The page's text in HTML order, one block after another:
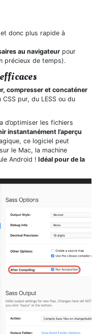
donc plus rapide à
au navigateur pour
précieux de temps).
compresser et concaténer
pur, du LESS ou du
d’optimiser les fichiers
instantanément l’aperçu
ce logiciel peut
le Mac, la machine
Android ! Idéal pour de la